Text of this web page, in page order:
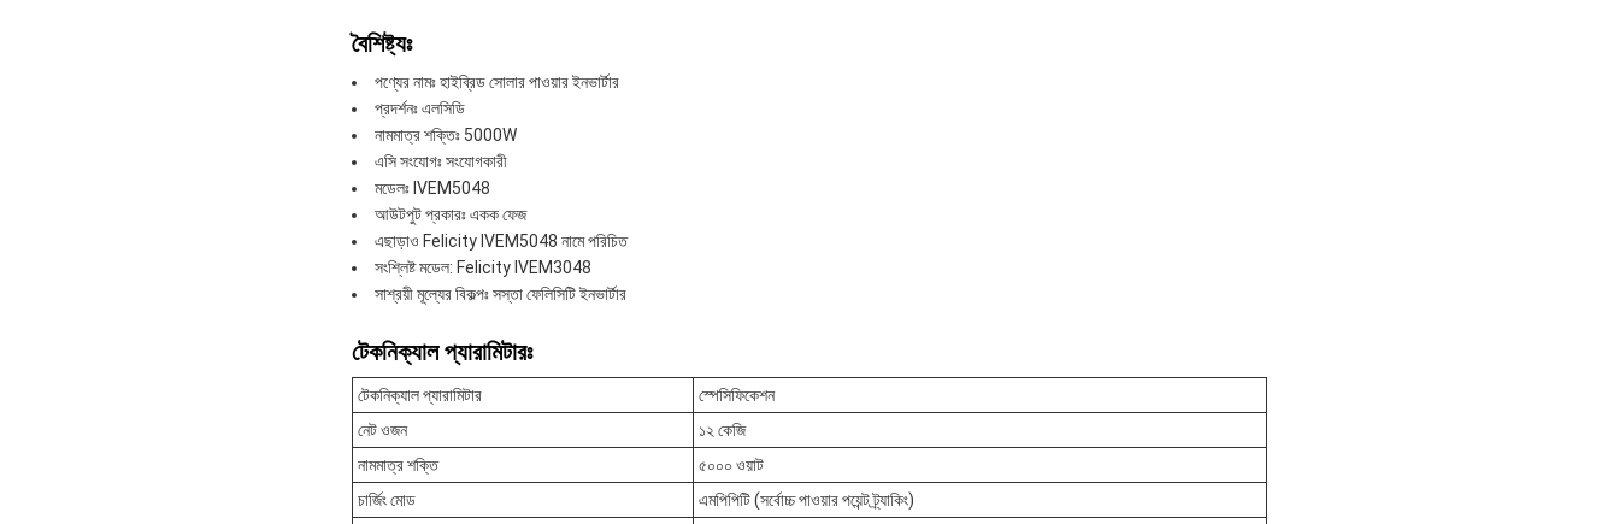
বৈশিষ্ট্যঃ
পণ্যের নামঃ হাইব্রিড সোলার পাওয়ার ইনভার্টার
প্রদর্শনঃ এলসিডি
নামমাত্র শক্তিঃ 5000W
এসি সংযোগঃ সংযোগকারী
মডেলঃ IVEM5048
আউটপুট প্রকারঃ একক ফেজ
এছাড়াও Felicity IVEM5048 নামে পরিচিত
সংশ্লিষ্ট মডেল: Felicity IVEM3048
সাশ্রয়ী মূল্যের বিকল্পঃ সস্তা ফেলিসিটি ইনভার্টার
টেকনিক্যাল প্যারামিটারঃ
টেকনিক্যাল প্যারামিটার
স্পেসিফিকেশন
নেট ওজন
১২ কেজি
নামমাত্র শক্তি
৫০০০ ওয়াট
চার্জিং মোড
এমপিপিটি (সর্বোচ্চ পাওয়ার পয়েন্ট ট্র্যাকিং)